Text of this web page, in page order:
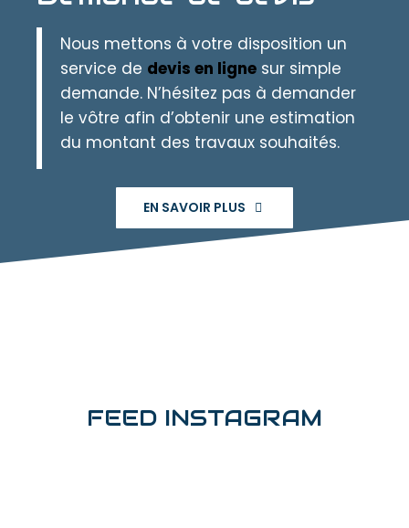
Nous mettons à votre disposition un
service de devis en ligne sur simple
demande. N’hésitez pas à demander
le vôtre afin d’obtenir une estimation
du montant des travaux souhaités.
EN SAVOIR PLUS
FEED INSTAGRAM